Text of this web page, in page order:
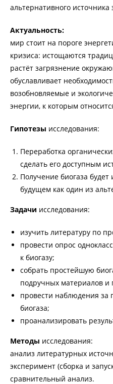
альтернативного источника
Актуальность:
мир стоит на пороге
кризиса: истощаются
растёт загрязнение
обуславливает
возобновляемые и
энергии, к которым
Гипотезы исследования:
Переработка
сделать его доступным
Получение биогаза
будущем как один из
Задачи исследования:
изучить литературу по
провести опрос
к биогазу;
собрать простейшую
подручных материалов и
провести наблюдения за
биогаза;
проанализировать
Методы исследования:
анализ литературных
эксперимент (сборка и
сравнительный анализ.